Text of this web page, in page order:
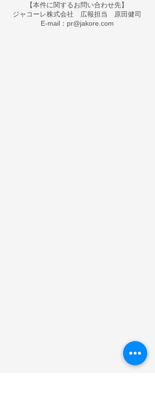
【本件に関するお問い合わせ先】
ジャコーレ株式会社 広報担当 原田健司
E-mail： pr@jakore.com